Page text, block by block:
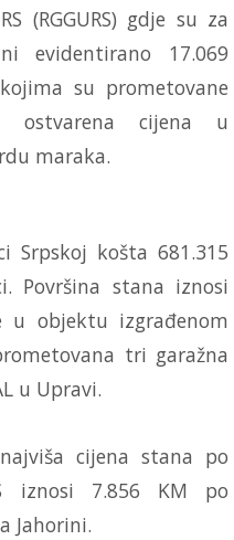
(RGGURS) gdje su za
evidentirano 17.069
su prometovane
ostvarena cijena u
maraka.
Srpskoj košta 681.315
Površina stana iznosi
u objektu izgrađenom
tri garažna
u Upravi.
cijena stana po
iznosi 7.856 KM po
Jahorini.